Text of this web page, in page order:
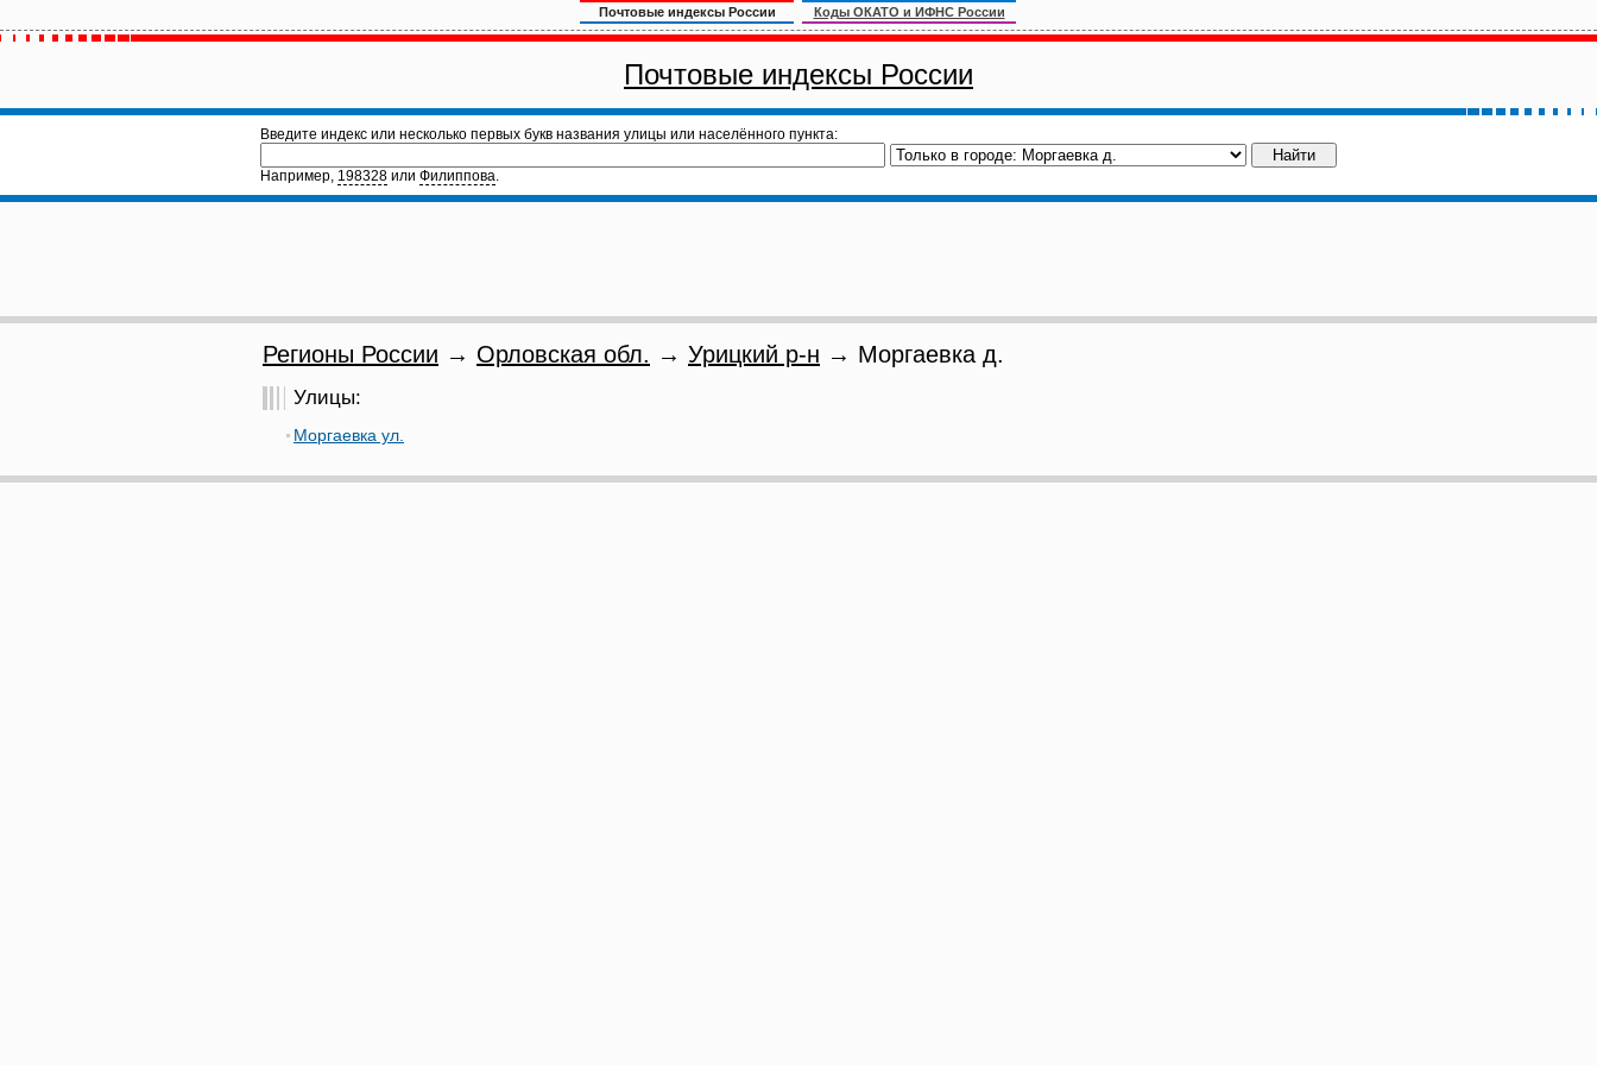
Почтовые индексы России Коды ОКАТО и ИФНС России
Почтовые индексы России
Введите индекс или несколько первых букв названия улицы или населённого пункта:
Например, 198328 или Филиппова.
Регионы России → Орловская обл. → Урицкий р-н → Моргаевка д.
Улицы:
Моргаевка ул.